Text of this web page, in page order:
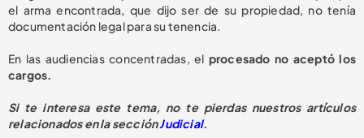
el arma encontrada, que dijo ser de su propiedad, no tenía
documentación legal para su tenencia.
En las audiencias concentradas, el procesado no aceptó los
cargos.
Si te interesa este tema, no te pierdas nuestros artículos
relacionados en la secciónJudicial.